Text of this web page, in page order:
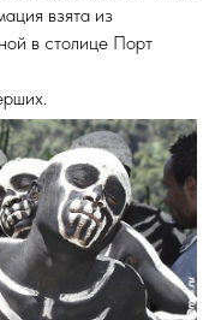
взята из
в столице Порт